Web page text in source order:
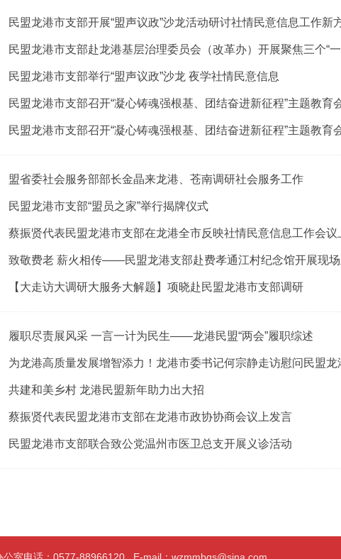
民盟龙港市支部开展“盟声议政”沙龙活动研讨社情民意信息工作新
民盟龙港市支部赴龙港基层治理委员会（改革办）开展聚焦三个“
民盟龙港市支部举行“盟声议政”沙龙 夜学社情民意信息
民盟龙港市支部召开“凝心铸魂强根基、团结奋进新征程”主题教育
民盟龙港市支部召开“凝心铸魂强根基、团结奋进新征程”主题教育
盟省委社会服务部部长金晶来龙港、苍南调研社会服务工作
民盟龙港市支部“盟员之家”举行揭牌仪式
蔡振贤代表民盟龙港市支部在龙港全市反映社情民意信息工作会议
致敬费老 薪火相传——民盟龙港支部赴费孝通江村纪念馆开展现
【大走访大调研大服务大解题】项晓赴民盟龙港市支部调研
履职尽责展风采 一言一计为民生——龙港民盟“两会”履职综述
为龙港高质量发展增智添力！龙港市委书记何宗静走访慰问民盟
共建和美乡村 龙港民盟新年助力出大招
蔡振贤代表民盟龙港市支部在龙港市政协协商会议上发言
民盟龙港市支部联合致公党温州市医卫总支开展义诊活动